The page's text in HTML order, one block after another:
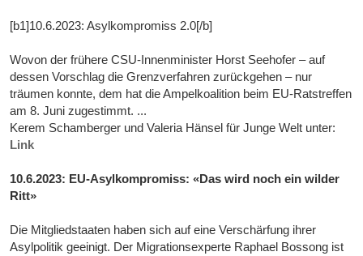
[b1]10.6.2023: Asylkompromiss 2.0[/b]
Wovon der frühere CSU-Innenminister Horst Seehofer – auf
dessen Vorschlag die Grenzverfahren zurückgehen – nur
träumen konnte, dem hat die Ampelkoalition beim EU-Ratstreffen
am 8. Juni zugestimmt. ...
Kerem Schamberger und Valeria Hänsel für Junge Welt unter:
Link
10.6.2023: EU-Asylkompromiss: «Das wird noch ein wilder
Ritt»
Die Mitgliedstaaten haben sich auf eine Verschärfung ihrer
Asylpolitik geeinigt. Der Migrationsexperte Raphael Bossong ist